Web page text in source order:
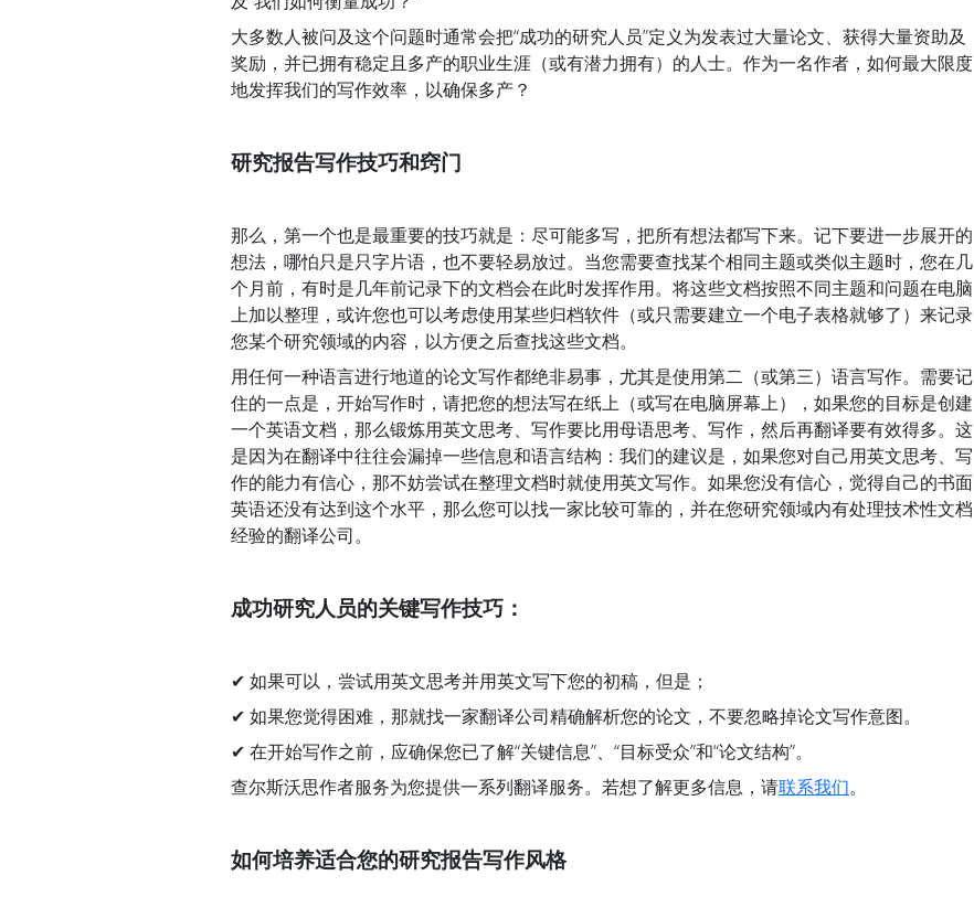
大多数人被问及这个问题时通常会把“成功的研究人员”定义为发表过大量论文、获得大量资助及
奖励，并已拥有稳定且多产的职业生涯（或有潜力拥有）的人士。作为一名作者，如何最大限度
地发挥我们的写作效率，以确保多产？
研究报告写作技巧和窍门
那么，第一个也是最重要的技巧就是：尽可能多写，把所有想法都写下来。记下要进一步展开的
想法，哪怕只是只字片语，也不要轻易放过。当您需要查找某个相同主题或类似主题时，您在几
个月前，有时是几年前记录下的文档会在此时发挥作用。将这些文档按照不同主题和问题在电脑
上加以整理，或许您也可以考虑使用某些归档软件（或只需要建立一个电子表格就够了）来记录
您某个研究领域的内容，以方便之后查找这些文档。
用任何一种语言进行地道的论文写作都绝非易事，尤其是使用第二（或第三）语言写作。需要记
住的一点是，开始写作时，请把您的想法写在纸上（或写在电脑屏幕上），如果您的目标是创建
一个英语文档，那么锻炼用英文思考、写作要比用母语思考、写作，然后再翻译要有效得多。这
是因为在翻译中往往会漏掉一些信息和语言结构：我们的建议是，如果您对自己用英文思考、写
作的能力有信心，那不妨尝试在整理文档时就使用英文写作。如果您没有信心，觉得自己的书面
英语还没有达到这个水平，那么您可以找一家比较可靠的，并在您研究领域内有处理技术性文档
经验的翻译公司。
成功研究人员的关键写作技巧：
✔ 如果可以，尝试用英文思考并用英文写下您的初稿，但是；
✔ 如果您觉得困难，那就找一家翻译公司精确解析您的论文，不要忽略掉论文写作意图。
✔ 在开始写作之前，应确保您已了解“关键信息”、“目标受众”和“论文结构”。
查尔斯沃思作者服务为您提供一系列翻译服务。若想了解更多信息，请联系我们。
如何培养适合您的研究报告写作风格